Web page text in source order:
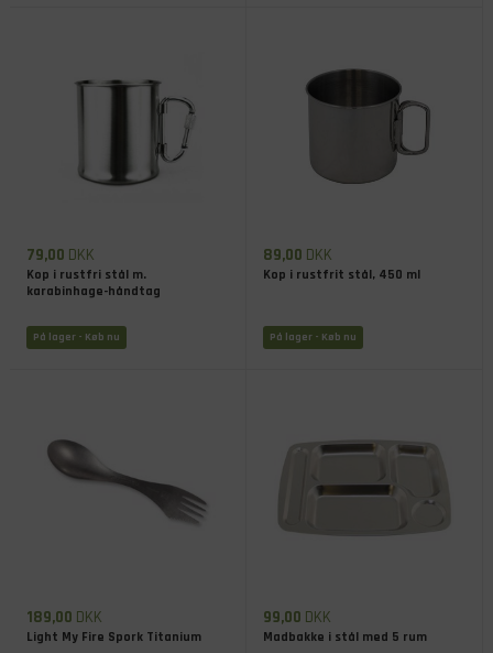
79,00 DKK
Kop i rustfri stål m.
karabinhage-håndtag
På lager - Køb nu
89,00 DKK
Kop i rustfrit stål, 450 ml
På lager - Køb nu
189,00 DKK
Light My Fire Spork Titanium
99,00 DKK
Madbakke i stål med 5 rum